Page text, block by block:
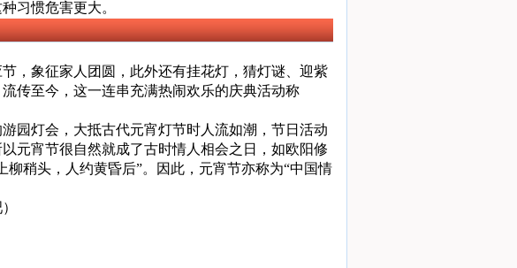
习惯危害更大。
，象征家人团圆，此外还有挂花灯，猜灯谜、迎紫
传至今，这一连串充满热闹欢乐的庆典活动称
园灯会，大抵古代元宵灯节时人流如潮，节日活动
元宵节很自然就成了古时情人相会之日，如欧阳修
稍头，人约黄昏后”。因此，元宵节亦称为“中国情